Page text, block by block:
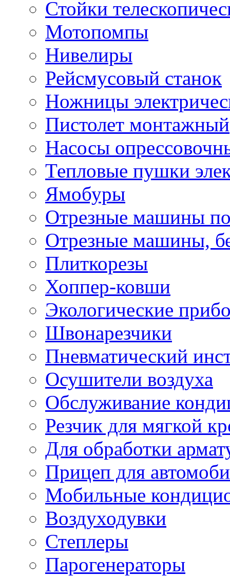
Стойки
Мотопомпы
Нивелиры
Рейсмусовый станок
Ножницы
Пистолет монтажный
Насосы
Тепловые пушки
Ямобуры
Отрезные машины
Отрезные машины,
Плиткорезы
Хоппер-ковши
Экологические
Швонарезчики
Пневматический
Осушители воздуха
Обслуживание
Резчик для мягкой
Для обработки
Прицеп для
Мобильные
Воздуходувки
Степлеры
Парогенераторы